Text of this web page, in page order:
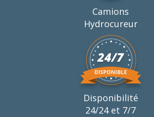
Camions
Hydrocureur
Disponibilité
24/24 et 7/7